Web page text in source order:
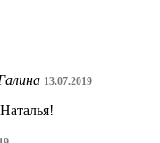
13.07.2019